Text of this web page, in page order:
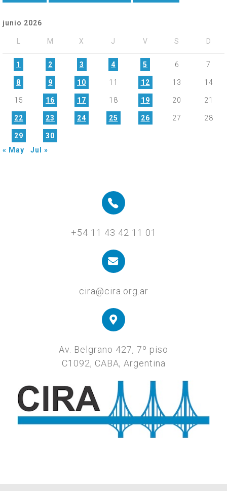
junio 2026
M X J V S D
1 2 3 4 5 6 7
8 9 10 11 12 13 14
15 16 17 18 19 20 21
22 23 24 25 26 27 28
29
30
« May
Jul »
+54 11 43 42 11 01
cira@cira.org.ar
Av. Belgrano 427, 7º piso
C1092, CABA, Argentina